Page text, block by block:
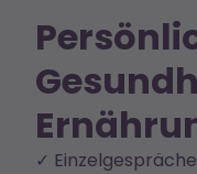
✓